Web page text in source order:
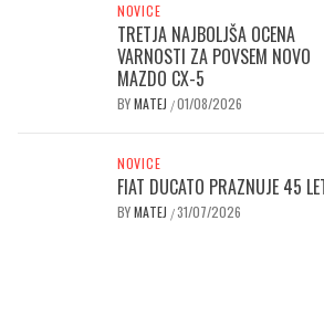
NOVICE
TRETJA NAJBOLJŠA OCENA
VARNOSTI ZA POVSEM NOVO
MAZDO CX-5
BYMATEJ /01/08/2026
NOVICE
FIAT DUCATO PRAZNUJE 45
BYMATEJ /31/07/2026